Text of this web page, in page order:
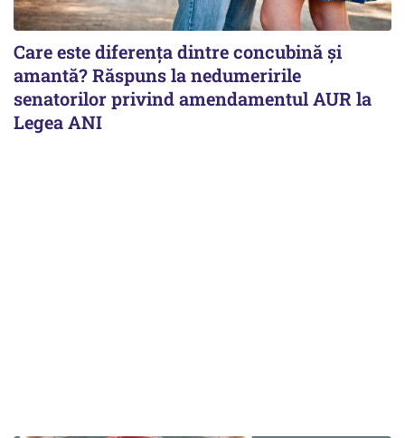
Care este diferența dintre concubină și
amantă? Răspuns la nedumeririle
senatorilor privind amendamentul AUR la
Legea ANI